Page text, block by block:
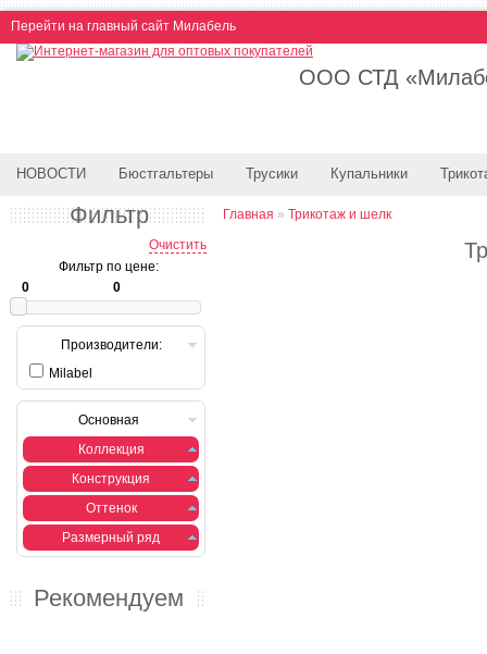
Перейти на главный сайт Милабель
ООО СТД
НОВОСТИ Бюстгальтеры Трусики Купальники
Фильтр
Очистить
Фильтр по цене:
Производители:
Milabel
Основная
Коллекция
Конструкция
Оттенок
Размерный ряд
Рекомендуем
Главная » Трикотаж и шелк